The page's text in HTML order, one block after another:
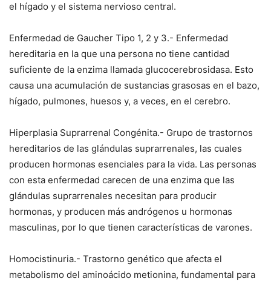
el hígado y el sistema nervioso central.
Enfermedad de Gaucher Tipo 1, 2 y 3.- Enfermedad
hereditaria en la que una persona no tiene cantidad
suficiente de la enzima llamada glucocerebrosidasa. Esto
causa una acumulación de sustancias grasosas en el bazo,
hígado, pulmones, huesos y, a veces, en el cerebro.
Hiperplasia Suprarrenal Congénita.- Grupo de trastornos
hereditarios de las glándulas suprarrenales, las cuales
producen hormonas esenciales para la vida. Las personas
con esta enfermedad carecen de una enzima que las
glándulas suprarrenales necesitan para producir
hormonas, y producen más andrógenos u hormonas
masculinas, por lo que tienen características de varones.
Homocistinuria.- Trastorno genético que afecta el
metabolismo del aminoácido metionina, fundamental para